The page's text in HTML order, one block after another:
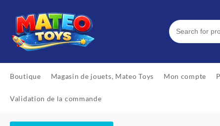
content
Boutique Magasin de jouets, Mateo Toys Mon compte
Validation de la commande